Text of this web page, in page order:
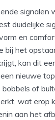
signalen
duidelijke
en
bij het
kan dit
nieuwe
bobbels of
wat erop
aan het